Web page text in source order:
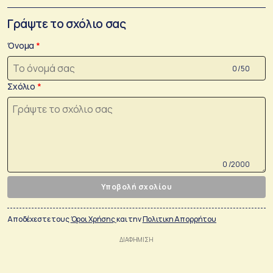
Γράψτε το σχόλιο σας
Όνομα
0 /50
Σχόλιο
0 /2000
Υποβολή σχολίου
Αποδέχεστε τουςΌροι Χρήσηςκαι τηνΠολιτικη Απορρήτου